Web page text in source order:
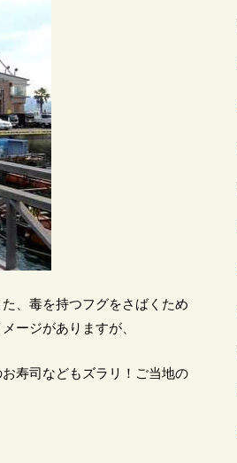
、毒を持つフグをさばくため
ージがありますが、
寿司などもズラリ！ご当地の